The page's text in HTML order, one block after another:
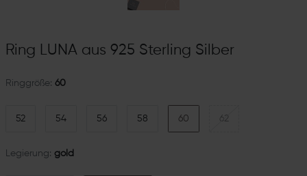
Ring LUNA aus 925 Sterling Silber
Ringgröße: 60
52 54 56 58 60 62
Legierung: gold